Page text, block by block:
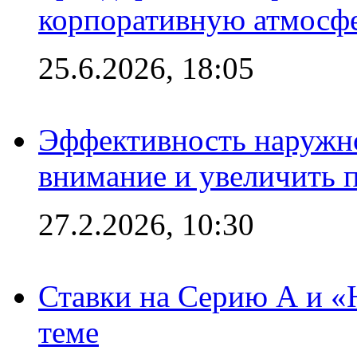
корпоративную
25.6.2026, 18:05
Эффективность
внимание и увеличить
27.2.2026, 10:30
Ставки на Серию А и
теме